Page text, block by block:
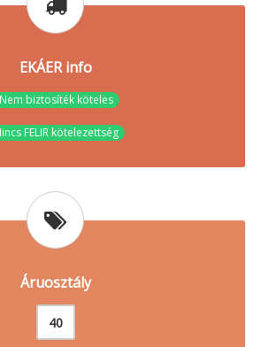
EKÁER info
Nem biztosíték köteles
FELIR kötelezettség
Áruosztály
40